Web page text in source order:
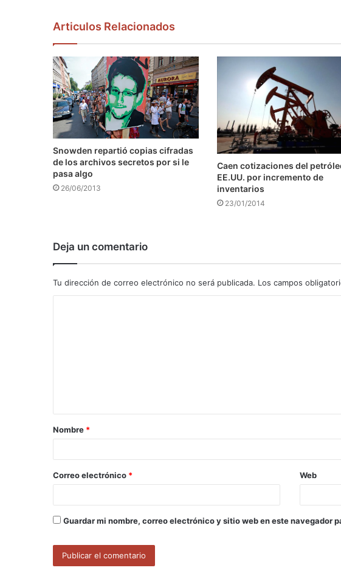
Articulos Relacionados
Snowden repartió copias cifradas
de los archivos secretos por si le
pasa algo
26/06/2013
Caen cotizaciones del
EE.UU. por incremento de
inventarios
23/01/2014
Deja un comentario
Tu dirección de correo electrónico no será publicada. Los campos
a
r
*
Nombre *
Correo electrónico * Web
Guardar mi nombre, correo electrónico y sitio web en este navegador